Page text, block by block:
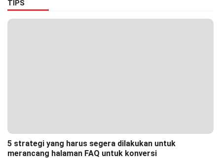
TIPS
5 strategi yang harus segera dilakukan untuk
merancang halaman FAQ untuk konversi